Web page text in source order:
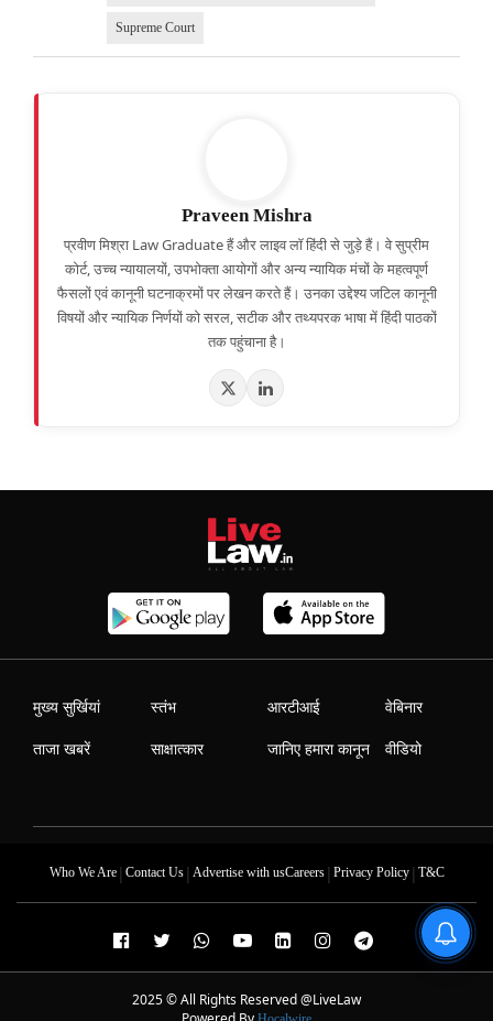
Supreme Court
Praveen Mishra
प्रवीण मिश्रा Law Graduate हैं और लाइव लॉ हिंदी से जुड़े हैं। वे सुप्रीम
कोर्ट, उच्च न्यायालयों, उपभोक्ता आयोगों और अन्य न्यायिक मंचों के महत्वपूर्ण
फैसलों एवं कानूनी घटनाक्रमों पर लेखन करते हैं। उनका उद्देश्य जटिल कानूनी
विषयों और न्यायिक निर्णयों को सरल, सटीक और तथ्यपरक भाषा में हिंदी पाठकों
तक पहुंचाना है।
मुख्य सुर्खियां
ताजा खबरें
स्तंभ
साक्षात्कार
आरटीआई
जानिए हमारा कानून
वेबिनार
वीडियो
Who We Are| Contact Us| Advertise with usCareers| Privacy Policy| T&C
2025 © All Rights Reserved @LiveLaw